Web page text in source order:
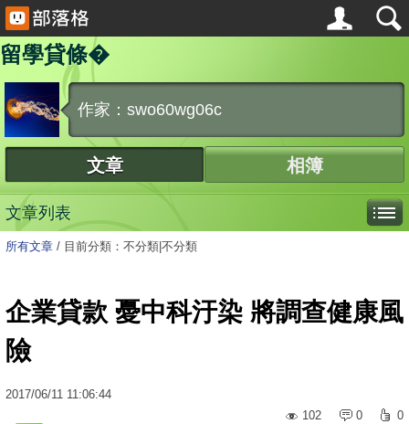
留學貸條�
作家：swo60wg06c
文章 相簿
文章列表
所有文章 / 目前分類：不分類|不分類
企業貸款 憂中科汙染 將調查健康風
險
2017/06/11 11:06:44
102
0 0